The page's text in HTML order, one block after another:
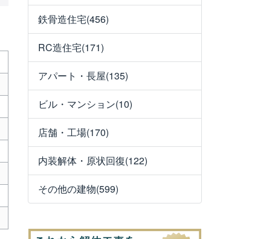
鉄骨造住宅(456)
RC造住宅(171)
アパート・長屋(135)
ビル・マンション(10)
店舗・工場(170)
内装解体・原状回復(122)
その他の建物(599)